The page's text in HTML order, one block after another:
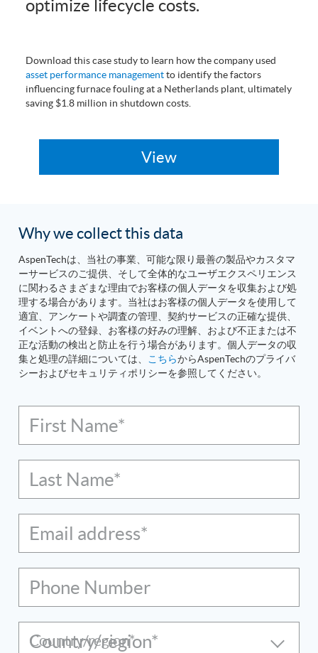
optimize lifecycle costs.
Download this case study to learn how the company used
asset performance managementto identify the factors
influencing furnace fouling at a Netherlands plant, ultimately
saving $1.8 million in shutdown costs.
Why we collect this data
AspenTechは、当社の事業、可能な限り最善の製品やカスタマ
ーサービスのご提供、そして全体的なユーザエクスペリエンス
に関わるさまざまな理由でお客様の個人データを収集および処
理する場合があります。当社はお客様の個人データを使用して
適宜、アンケートや調査の管理、契約サービスの正確な提供、
イベントへの登録、お客様の好みの理解、および不正または不
正な活動の検出と防止を行う場合があります。個人データの収
集と処理の詳細については、
こちらからAspenTechのプライバ
シーおよびセキュリティポリシーを参照してください。
First Name*
Last Name*
Email address*
Phone Number
Country/region*